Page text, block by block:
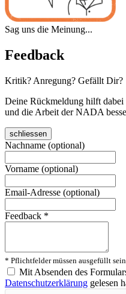
Sag uns die Meinung...
Feedback
Kritik? Anregung? Gefällt Dir?
Deine Rückmeldung hilft
und die Arbeit der NADA
schliessen
Nachname (optional)
Vorname (optional)
Email-Adresse (optional)
Feedback *
* Pflichtfelder müssen ausgefüllt sein
Mit Absenden des
Datenschutzerklärung gelesen